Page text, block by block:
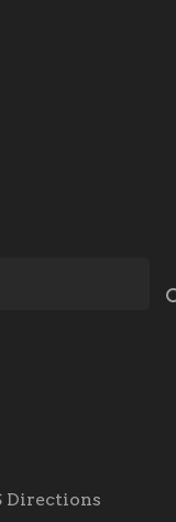
Directions